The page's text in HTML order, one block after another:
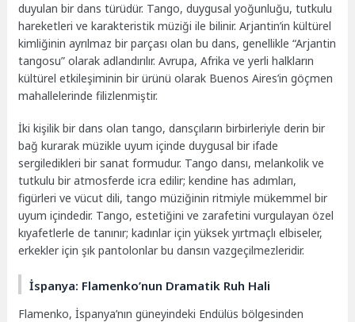
duyulan bir dans türüdür. Tango, duygusal yoğunluğu, tutkulu
hareketleri ve karakteristik müziği ile bilinir. Arjantin’in kültürel
kimliğinin ayrılmaz bir parçası olan bu dans, genellikle “Arjantin
tangosu” olarak adlandırılır. Avrupa, Afrika ve yerli halkların
kültürel etkileşiminin bir ürünü olarak Buenos Aires’in göçmen
mahallelerinde filizlenmiştir.
İki kişilik bir dans olan tango, dansçıların birbirleriyle derin bir
bağ kurarak müzikle uyum içinde duygusal bir ifade
sergiledikleri bir sanat formudur. Tango dansı, melankolik ve
tutkulu bir atmosferde icra edilir; kendine has adımları,
figürleri ve vücut dili, tango müziğinin ritmiyle mükemmel bir
uyum içindedir. Tango, estetiğini ve zarafetini vurgulayan özel
kıyafetlerle de tanınır; kadınlar için yüksek yırtmaçlı elbiseler,
erkekler için şık pantolonlar bu dansın vazgeçilmezleridir.
İspanya: Flamenko’nun Dramatik Ruh Hali
Flamenko, İspanya’nın güneyindeki Endülüs bölgesinden